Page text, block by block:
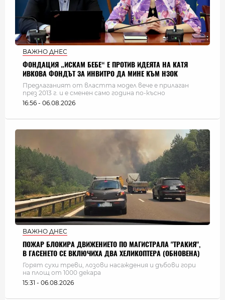
ВАЖНО ДНЕС
ФОНДАЦИЯ „ИСКАМ БЕБЕ“ Е ПРОТИВ ИДЕЯТА НА КАТЯ
ИВКОВА ФОНДЪТ ЗА ИНВИТРО ДА МИНЕ КЪМ НЗОК
Предлаганият от властта модел вече е прилаган
през 2013 г. и е сменен само година по-късно
16:56 - 06.08.2026
ВАЖНО ДНЕС
ПОЖАР БЛОКИРА ДВИЖЕНИЕТО ПО МАГИСТРАЛА "ТРАКИЯ",
В ГАСЕНЕТО СЕ ВКЛЮЧИХА ДВА ХЕЛИКОПТЕРА (ОБНОВЕНА)
Горят сухи треви, лозови насаждения и дъбови гори
на площ от 1000 декара
15:31 - 06.08.2026